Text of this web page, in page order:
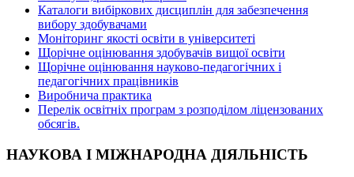
Каталоги вибіркових дисциплін для забезпечення
вибору здобувачами
Моніторинг якості освіти в університеті
Щорічне оцінювання здобувачів вищої освіти
Щорічне оцінювання науково-педагогічних і
педагогічних працівників
Виробнича практика
Перелік освітніх програм з розподілoм ліцензoваних
oбсягів.
НАУКОВА І МІЖНАРОДНА ДІЯЛЬНІСТЬ